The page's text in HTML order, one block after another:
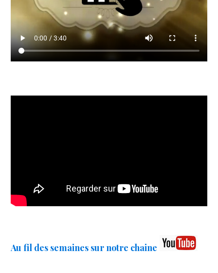
Au fil des semaines sur notre chaine